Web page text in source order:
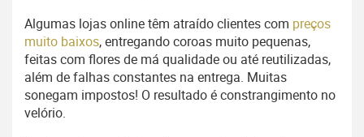
Algumas lojas online têm atraído clientes com preços
muito baixos, entregando coroas muito pequenas,
feitas com flores de má qualidade ou até reutilizadas,
além de falhas constantes na entrega. Muitas
sonegam impostos! O resultado é constrangimento no
velório.